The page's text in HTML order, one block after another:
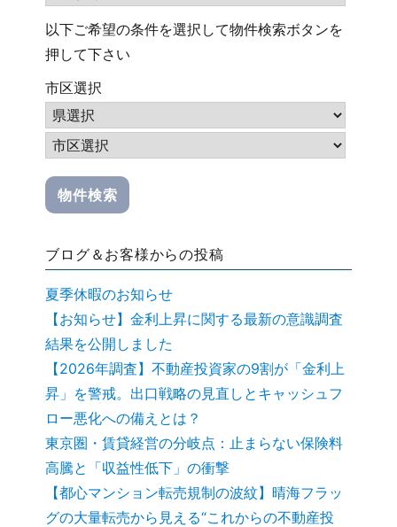
以下ご希望の条件を選択して物件検索ボタンを
押して下さい
市区選択
ブログ＆お客様からの投稿
夏季休暇のお知らせ
【お知らせ】金利上昇に関する最新の意識調査
結果を公開しました
【2026年調査】不動産投資家の9割が「金利上
昇」を警戒。出口戦略の見直しとキャッシュフ
ロー悪化への備えとは？
東京圏・賃貸経営の分岐点：止まらない保険料
高騰と「収益性低下」の衝撃
【都心マンション転売規制の波紋】晴海フラッ
グの大量転売から見える“これからの不動産投